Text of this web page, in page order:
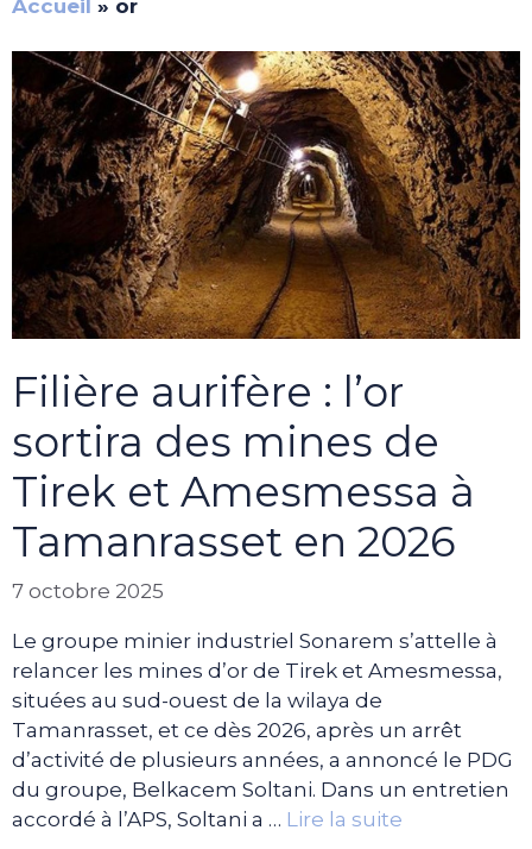
Accueil » or
Filière aurifère : l’or
sortira des mines de
Tirek et Amesmessa à
Tamanrasset en 2026
7 octobre 2025
Le groupe minier industriel Sonarem s’attelle à
relancer les mines d’or de Tirek et Amesmessa,
situées au sud-ouest de la wilaya de
Tamanrasset, et ce dès 2026, après un arrêt
d’activité de plusieurs années, a annoncé le PDG
du groupe, Belkacem Soltani. Dans un entretien
accordé à l’APS, Soltani a … Lire la suite